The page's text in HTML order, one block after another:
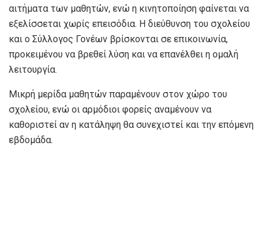
αιτήματα των μαθητών, ενώ η κινητοποίηση φαίνεται να
εξελίσσεται χωρίς επεισόδια. Η διεύθυνση του σχολείου
και ο Σύλλογος Γονέων βρίσκονται σε επικοινωνία,
προκειμένου να βρεθεί λύση και να επανέλθει η ομαλή
λειτουργία.
Μικρή μερίδα μαθητών παραμένουν στον χώρο του
σχολείου, ενώ οι αρμόδιοι φορείς αναμένουν να
καθοριστεί αν η κατάληψη θα συνεχιστεί και την επόμενη
εβδομάδα.